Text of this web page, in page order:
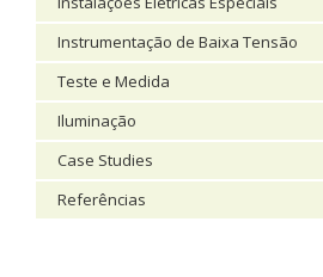
Instrumentação de Baixa Tensão
Teste e Medida
Iluminação
Case Studies
Referências